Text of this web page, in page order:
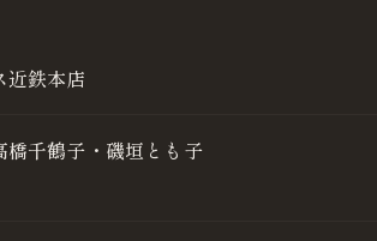
鉄本店
千鶴子・磯垣とも子